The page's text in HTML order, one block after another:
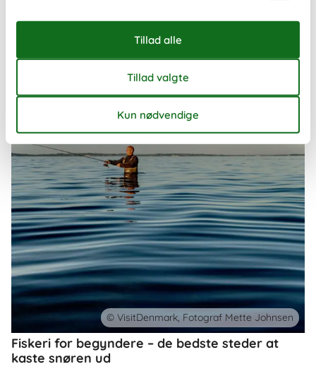
eller en mindre gruppe venner.
Fiskeri for begyndere – de bedste steder at
kaste snøren ud
© VisitDenmark, Fotograf Mette Johnsen